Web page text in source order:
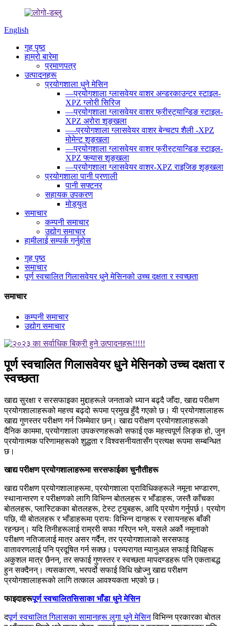
English
गृह पृष्ठ
हाम्रो बारेमा
प्रमाणपत्र
उत्पादनहरू
प्रयोगशाला धुने मेसिन
—प्रयोगशाला ग्लासवेयर वाशर अन्डरकाउन्टर स्टाइल-
XPZ ग्लोरी सिरिज
—प्रयोगशाला ग्लासवेयर वाशर फ्रीस्ट्यान्डिङ स्टाइल-
XPZ अरोरा शृङ्खला
—-प्रयोगशाला ग्लासवेयर वाशर बेन्चटप शैली -XPZ
मोमेन्ट शृङ्खला
—प्रयोगशाला ग्लासवेयर वाशर फ्रीस्ट्यान्डिङ स्टाइल-
XPZ फ्ल्यास शृङ्खला
—प्रयोगशाला ग्लासवेयर वाशर-XPZ राइजिङ शृङ्खला
प्रयोगशाला पानी प्रणाली
पानी सफ्टनर
सहायक उपकरण
मोड्युल
समाचार
कम्पनी समाचार
उद्योग समाचार
हामीलाई सम्पर्क गर्नुहोस
गृह पृष्ठ
समाचार
पूर्ण स्वचालित गिलासवेयर धुने मेसिनको उच्च दक्षता र स्वच्छता
समाचार
कम्पनी समाचार
उद्योग समाचार
पूर्ण स्वचालित गिलासवेयर धुने मेसिनको उच्च दक्षता र
स्वच्छता
खाद्य सुरक्षा र सरसफाइका मुद्दाहरूले जनताको ध्यान बढ्दै जाँदा, खाद्य परीक्षण
प्रयोगशालाहरूको महत्त्व बढ्दो रूपमा प्रमुख हुँदै गएको छ। यी प्रयोगशालाहरू
खाद्य गुणस्तर परीक्षण गर्न जिम्मेवार छन्। खाद्य परीक्षण प्रयोगशालाहरूको
दैनिक काममा, प्रयोगशाला उपकरणहरूको सफाई एक महत्त्वपूर्ण लिङ्क हो, जुन
प्रयोगात्मक परिणामहरूको शुद्धता र विश्वसनीयतासँग प्रत्यक्ष रूपमा सम्बन्धित
छ।
खाद्य परीक्षण प्रयोगशालाहरूमा सरसफाईका चुनौतीहरू
खाद्य परीक्षण प्रयोगशालाहरूमा, प्रयोगशाला प्राविधिकहरूले नमूना भण्डारण,
स्थानान्तरण र परीक्षणको लागि विभिन्न बोतलहरू र भाँडाहरू, जस्तै काँचका
बोतलहरू, प्लास्टिकका बोतलहरू, टेस्ट ट्युबहरू, आदि प्रयोग गर्नुपर्छ। प्रयोग
पछि, यी बोतलहरू र भाँडाहरूमा प्रायः विभिन्न दागहरू र रसायनहरू बाँकी
रहन्छन्। यदि तिनीहरूलाई राम्ररी सफा गरिएन भने, यसले अर्को नमूनाको
परीक्षण नतिजालाई मात्र असर गर्दैन, तर प्रयोगशालाको सरसफाइ
वातावरणलाई पनि प्रदूषित गर्न सक्छ। परम्परागत म्यानुअल सफाई विधिहरू
अकुशल मात्र छैनन्, तर सफाई गुणस्तर र स्वच्छता मापदण्डहरू पनि एकताबद्ध
हुन सक्दैनन्। त्यसकारण, भरपर्दो सफाई विधि खोज्नु खाद्य परीक्षण
प्रयोगशालाहरूको लागि तत्काल आवश्यकता भएको छ।
फाइदाहरूपूर्ण स्वचालितसिसाका भाँडा धुने मेसिन
दपूर्ण स्वचालित गिलासका सामानहरू लुगा धुने मेसिन विभिन्न प्रकारका बोतल